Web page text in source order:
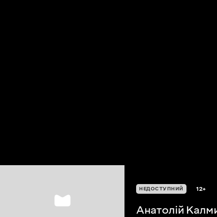
НЕДОСТУПНИЙ 12+
Анатолій